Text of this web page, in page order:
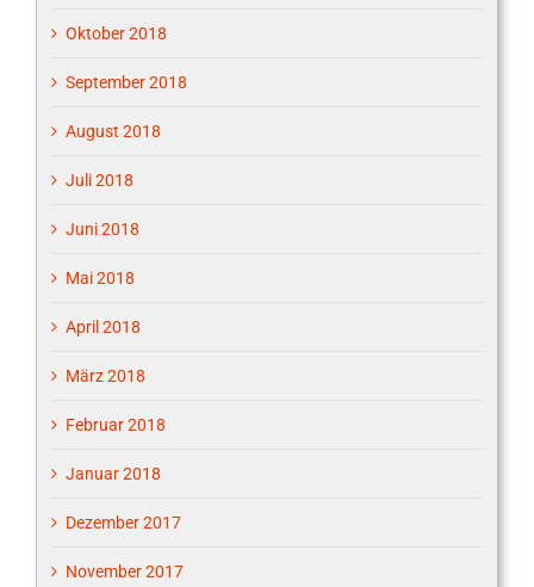
Oktober 2018
September 2018
August 2018
Juli 2018
Juni 2018
Mai 2018
April 2018
März 2018
Februar 2018
Januar 2018
Dezember 2017
November 2017